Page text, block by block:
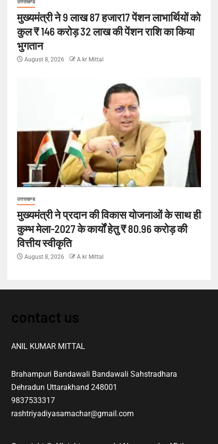
उत्तराखण्ड
मुख्यमंत्री ने 9 लाख 87 हजार17 पेंशन लाभार्थियों को
कुल ₹ 146 करोड़ 32 लाख की पेंशन राशि का किया
भुगतान
August 8, 2026 A kr Mittal
उत्तराखण्ड
मुख्यमंत्री ने प्रदान की विकास योजनाओं के साथ ही
कुम्भ मेला-2027 के कार्यों हेतु ₹ 80.96 करोड़ की
वित्तीय स्वीकृति
August 8, 2026 A kr Mittal
contact us
ANIL KUMAR MITTAL
Brahampuri Bandawali Bandawali Sahstradhara
Dehradun Uttarakhand 248001
9837533317
rashtriyadiyasamachar@gmail.com